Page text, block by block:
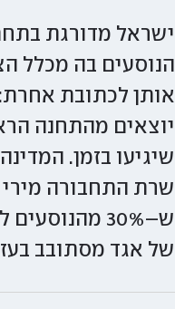
ישראל מדורגת
הנוסעים בה מכלל
יוצאים מהתחנה
שיגיעו בזמן.
שרת התחבורה מירי
ש–30%
של אגד מסתובב